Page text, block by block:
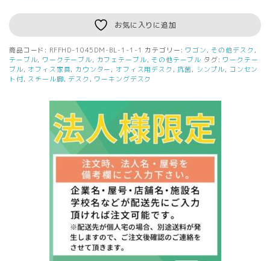
ス
ム
イ
デ
ス
W1000×D450
お気に入りに追加
商品コード: RFFHD-1045DM-BL-1-1-1 カテゴリー: ワゴン ,その他デスク ,
テーブル, ワークテーブル, カフェテーブル,その他テーブル タグ: ワークテー
ブル, オフィス家具, カウンター , オフィス用デスク ,抗菌 , シンプル, コンセン
ト付, スチール脚, デスク , ワーキングデスク